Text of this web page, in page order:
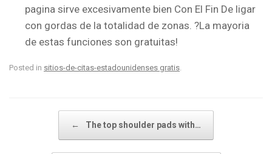
pagina sirve excesivamente bien Con El Fin De ligar
con gordas de la totalidad de zonas. ?La mayoria
de estas funciones son gratuitas!
Posted in sitios-de-citas-estadounidenses gratis.
← The top shoulder pads with…